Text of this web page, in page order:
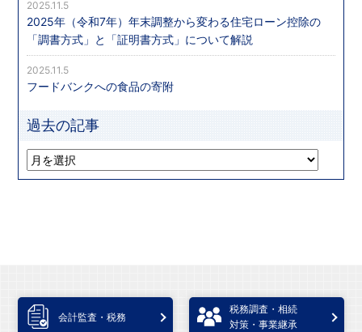
2025年（令和7年）年末調整から変わる住宅ローン控除の
「調書方式」と「証明書方式」について解説
2025.11.5
フードバンクへの食品の寄附
2025.11.5
過去の記事
会計監査・税務
税務調査・相続
対策・事業継承